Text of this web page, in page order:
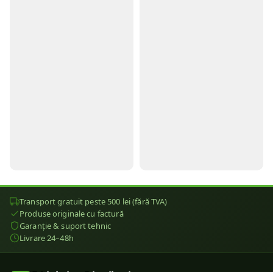
Transport gratuit peste 500 lei (fără TVA)
Produse originale cu factură
Garanție & suport tehnic
Livrare 24–48h